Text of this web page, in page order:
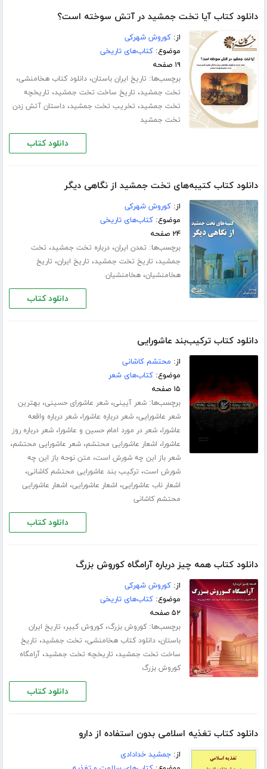
دانلود کتاب آیا تخت جمشید در آتش سوخته است؟
از:کوروش شهرکی
موضوع:کتاب‌های تاریخی
۱۹ صفحه
برچسب‌ها: تاریخ ایران باستان،دانلود کتاب هخامنشی،
تخت جمشید، تاریخ ساخت تخت جمشید، تاریخچه
تخت جمشید، تخریب تخت جمشید،داستان آتش زدن
تخت جمشید
دانلود کتاب
دانلود کتاب کتیبه‌های تخت جمشید از نگاهی دیگر
از:کوروش شهرکی
موضوع:کتاب‌های تاریخی
۲۴ صفحه
برچسب‌ها: تمدن ایران،درباره تخت جمشید، تخت
جمشید، تاریخ تخت جمشید، تاریخ ایران، تاریخ
هخامنشیان،هخامنشیان
دانلود کتاب
دانلود کتاب ترکیب‌بند عاشورایی
از: محتشم کاشانی
موضوع:کتاب‌های شعر
۱۵ صفحه
برچسب‌ها:شعر آیینی،شعر عاشورای حسینی،بهترین
شعر عاشورایی،شعر درباره عاشورا،شعر درباره واقعه
عاشورا،شعر در مورد امام حسین و عاشورا،شعر درباره روز
عاشورا، اشعار عاشورایی محتشم،شعر عاشورایی محتشم،
شعر باز این چه شورش است، متن نوحه باز این چه
شورش است، ترکیب بند عاشورایی محتشم کاشانی،
اشعار ناب عاشورایی، اشعار عاشورایی، اشعار عاشورایی
محتشم کاشانی
دانلود کتاب
دانلود کتاب همه چیز درباره آرامگاه کوروش بزرگ
از:کوروش شهرکی
موضوع:کتاب‌های تاریخی
۵۲ صفحه
برچسب‌ها:کوروش بزرگ،کوروش کبیر، تاریخ ایران
باستان،دانلود کتاب هخامنشی، تخت جمشید، تاریخ
ساخت تخت جمشید، تاریخچه تخت جمشید،آرامگاه
کوروش بزرگ
دانلود کتاب
دانلود کتاب تغذیه اسلامی بدون استفاده از دارو
از:جمشید خدادادی